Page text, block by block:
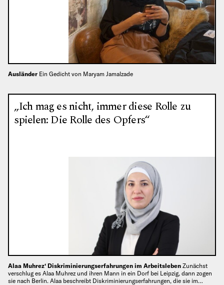
Ausländer Ein Gedicht von Maryam Jamalzade
„Ich mag es nicht, immer diese Rolle zu
spielen: Die Rolle des Opfers“
Alaa Muhrez‘ Diskriminierungserfahrungen im Arbeitsleben Zunächst
verschlug es Alaa Muhrez und ihren Mann in ein Dorf bei Leipzig, dann zogen
sie nach Berlin. Alaa beschreibt Diskriminierungserfahrungen, die sie im…